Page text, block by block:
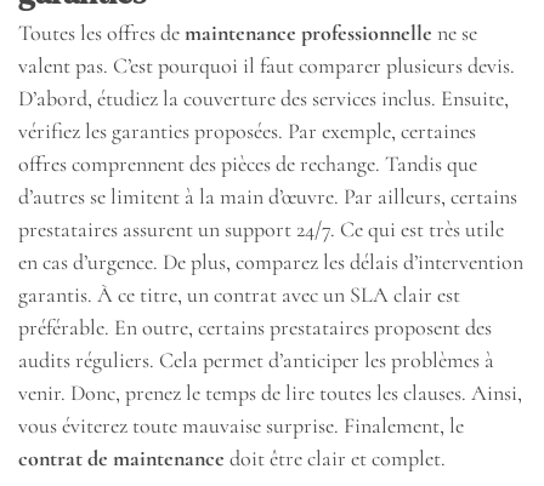
Toutes les offres demaintenance professionnelle ne se
valent pas. C’est pourquoi il faut comparer plusieurs devis.
D’abord, étudiez la couverture des services inclus. Ensuite,
vérifiez les garanties proposées. Par exemple, certaines
offres comprennent des pièces de rechange. Tandis que
d’autres se limitent à la main d’œuvre. Par ailleurs, certains
prestataires assurent un support 24/7. Ce qui est très utile
en cas d’urgence. De plus, comparez les délais d’intervention
garantis. À ce titre, un contrat avec un SLA clair est
préférable. En outre, certains prestataires proposent des
audits réguliers. Cela permet d’anticiper les problèmes à
venir. Donc, prenez le temps de lire toutes les clauses. Ainsi,
vous éviterez toute mauvaise surprise. Finalement, le
contrat de maintenance doit être clair et complet.